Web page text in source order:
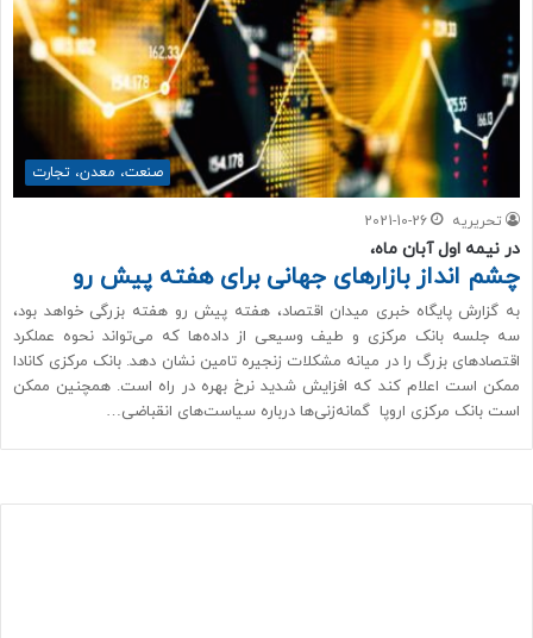
صنعت، معدن، تجارت
تحریریه 2021-10-26
در نیمه اول آبان ماه،
چشم انداز بازارهای جهانی برای هفته پیش رو
به گزارش پایگاه خبری میدان اقتصاد، هفته پیش رو هفته بزرگی خواهد بود،
سه جلسه بانک مرکزی و طیف وسیعی از داده‌ها که می‌تواند نحوه عملکرد
اقتصادهای بزرگ را در میانه مشکلات زنجیره تامین نشان دهد. بانک مرکزی کانادا
ممکن است اعلام کند که افزایش شدید نرخ بهره در راه است. همچنین ممکن
است بانک مرکزی اروپا گمانه‌زنی‌ها درباره سیاست‌های انقباضی…